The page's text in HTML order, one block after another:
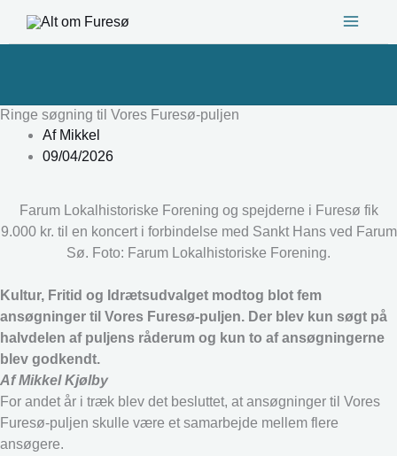
Ringe søgning til Vores Furesø-puljen
AfMikkel
09/04/2026
Farum Lokalhistoriske Forening og spejderne i Furesø fik
9.000 kr. til en koncert i forbindelse med Sankt Hans ved Farum
Sø. Foto: Farum Lokalhistoriske Forening.
Kultur, Fritid og Idrætsudvalget modtog blot fem
ansøgninger til Vores Furesø-puljen. Der blev kun søgt på
halvdelen af puljens råderum og kun to af ansøgningerne
blev godkendt.
Af Mikkel Kjølby
For andet år i træk blev det besluttet, at ansøgninger til Vores
Furesø-puljen skulle være et samarbejde mellem flere
ansøgere.